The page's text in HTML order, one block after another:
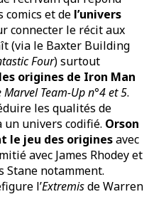
comics et de l’univers
connecter le récit aux
(via le Baxter Building
Four) surtout
origines de Iron Man
Team-Up n°4 et 5.
les qualités de
un univers codifié. Orson
le jeu des originesavec
avec James Rhodey et
Stane notamment.
l’Extremisde Warren